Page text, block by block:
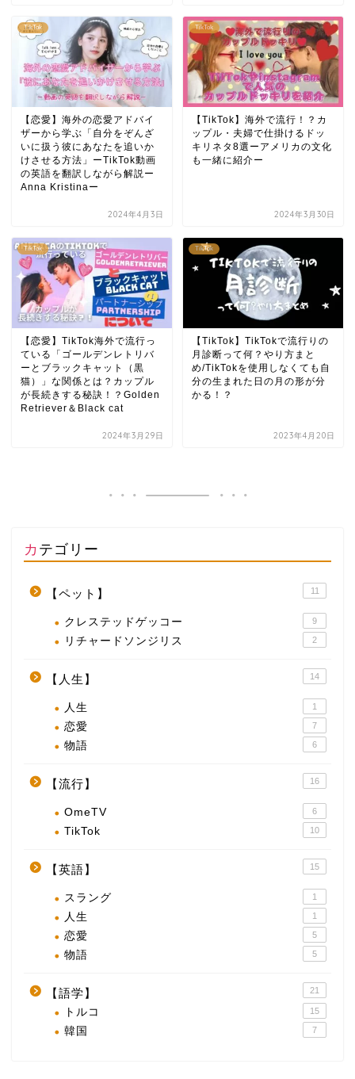
TikTok
【恋愛】海外の恋愛アドバイ
ザーから学ぶ「自分をぞんざ
いに扱う彼にあなたを追いか
けさせる方法」ーTikTok動画
の英語を翻訳しながら解説ー
Anna Kristinaー
2024年4月3日
TikTok
【TikTok】海外で流行！？カ
ップル・夫婦で仕掛けるドッ
キリネタ8選ーアメリカの文化
も一緒に紹介ー
2024年3月30日
TikTok
【恋愛】TikTok海外で流行っ
ている「ゴールデンレトリバ
ーとブラックキャット（黒
猫）」な関係とは？カップル
が長続きする秘訣！？Golden
Retriever＆Black cat
2024年3月29日
TikTok
【TikTok】TikTokで流行りの
月診断って何？やり方まと
め/TikTokを使用しなくても自
分の生まれた日の月の形が分
かる！？
2023年4月20日
カテゴリー
【ペット】 11
クレステッドゲッコー 9
リチャードソンジリス 2
【人生】 14
人生 1
恋愛 7
物語 6
【流行】 16
OmeTV 6
TikTok 10
【英語】 15
スラング 1
人生 1
恋愛 5
物語 5
【語学】 21
トルコ 15
韓国 7